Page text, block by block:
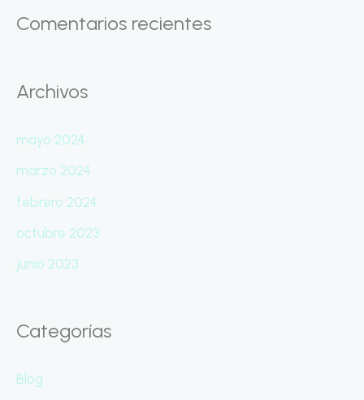
Comentarios recientes
Archivos
mayo 2024
marzo 2024
febrero 2024
octubre 2023
junio 2023
Categorías
Blog